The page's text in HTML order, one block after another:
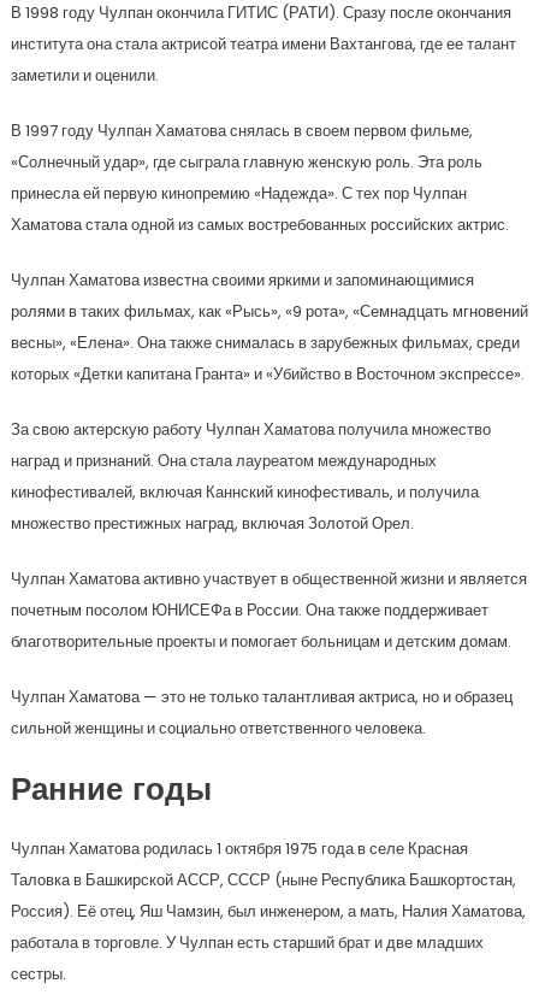
В 1998 году Чулпан окончила ГИТИС (РАТИ). Сразу после окончания
института она стала актрисой театра имени Вахтангова, где ее талант
заметили и оценили.
В 1997 году Чулпан Хаматова снялась в своем первом фильме,
«Солнечный удар», где сыграла главную женскую роль. Эта роль
принесла ей первую кинопремию «Надежда». С тех пор Чулпан
Хаматова стала одной из самых востребованных российских актрис.
Чулпан Хаматова известна своими яркими и запоминающимися
ролями в таких фильмах, как «Рысь», «9 рота», «Семнадцать мгновений
весны», «Елена». Она также снималась в зарубежных фильмах, среди
которых «Детки капитана Гранта» и «Убийство в Восточном экспрессе».
За свою актерскую работу Чулпан Хаматова получила множество
наград и признаний. Она стала лауреатом международных
кинофестивалей, включая Каннский кинофестиваль, и получила
множество престижных наград, включая Золотой Орел.
Чулпан Хаматова активно участвует в общественной жизни и является
почетным посолом ЮНИСЕФа в России. Она также поддерживает
благотворительные проекты и помогает больницам и детским домам.
Чулпан Хаматова — это не только талантливая актриса, но и образец
сильной женщины и социально ответственного человека.
Ранние годы
Чулпан Хаматова родилась 1 октября 1975 года в селе Красная
Таловка в Башкирской АССР, СССР (ныне Республика Башкортостан,
Россия). Её отец, Яш Чамзин, был инженером, а мать, Налия Хаматова,
работала в торговле. У Чулпан есть старший брат и две младших
сестры.